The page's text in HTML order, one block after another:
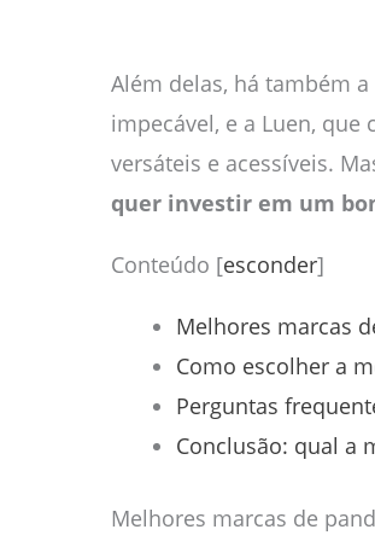
Além delas, há também
impecável, e a Luen,
versáteis e acessíveis.
quer investir em um
Conteúdo [esconder]
Melhores marcas
Como escolher a
Perguntas
Conclusão: qual a
Melhores marcas de